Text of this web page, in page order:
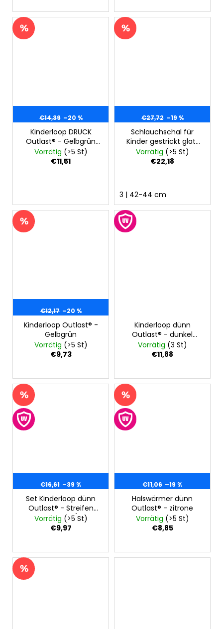
€14,39 –20 %
Kinderloop DRUCK
Outlast® - Gelbgrün
Tiere
Vorrätig (>5 St)
€11,51
€27,72 –19 %
Schlauchschal für
Kinder gestrickt glatt
LA Outlast® - Hellmint
Vorrätig (>5 St)
€22,18
3 | 42-44 cm
€12,17 –20 %
Kinderloop Outlast® -
Gelbgrün
Vorrätig (>5 St)
€9,73
Kinderloop dünn
Outlast® - dunkel
flechtig
Vorrätig (3 St)
€11,88
€16,61 –39 %
Set Kinderloop dünn
Outlast® - Streifen
hellgrün gelb/grau
meliert
Vorrätig (>5 St)
€9,97
€11,06 –19 %
Halswärmer dünn
Outlast® - zitrone
Vorrätig (>5 St)
€8,85